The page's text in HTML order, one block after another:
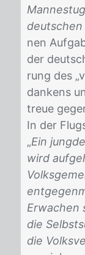
nen
der
rung des
dan­kens
treue
In der
„Ein
wird
Erwachen
die
die